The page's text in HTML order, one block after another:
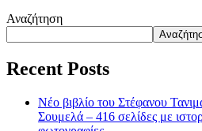
Αναζήτηση
Recent Posts
Νέο βιβλίο του Στέφανου
Σουμελά – 416 σελίδες με